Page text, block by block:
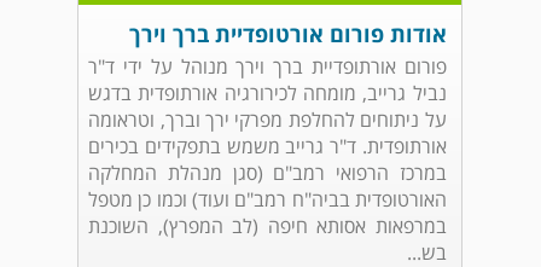
אודות פורום אורטופדיית ברך וירך
פורום אורתופדיית ברך וירך מנוהל על ידי ד"ר
נביל גרייב, מומחה לכירורגיה אורתופדית בדגש
על ניתוחים להחלפת מפרקי ירך וברך, וטראומה
אורתופדית. ד"ר גרייב משמש בתפקידים בכירים
במרכז הרפואי רמב"ם (סגן מנהלת המחלקה
האורטופדית בביה"ח רמב"ם ועוד) וכמו כן מטפל
במרפאות אסותא חיפה (לב המפרץ), השוכנת
בש...